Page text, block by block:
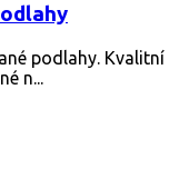
podlahy. Kvalitní
n...